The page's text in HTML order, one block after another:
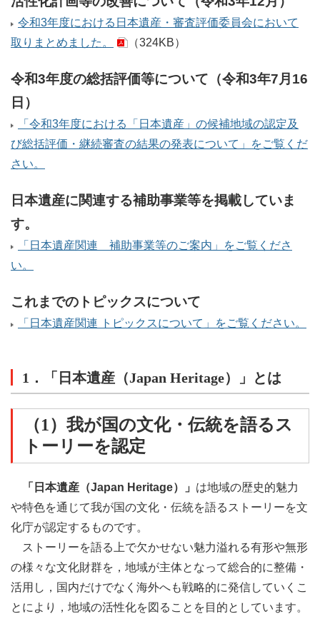
令和3年度における日本遺産・審査評価委員会において
取りまとめました。
（324KB）
令和3年度の総括評価等について（令和3年7月16
日）
「令和3年度における「日本遺産」の候補地域の認定及
び総括評価・継続審査の結果の発表について」をご覧くだ
さい。
日本遺産に関連する補助事業等を掲載していま
す。
「日本遺産関連 補助事業等のご案内」をご覧くださ
い。
これまでのトピックスについて
「日本遺産関連 トピックスについて」をご覧ください。
1．「日本遺産（Japan Heritage）」とは
（1）我が国の文化・伝統を語るス
トーリーを認定
「日本遺産（Japan Heritage）」 は地域の歴史的魅力
や特色を通じて我が国の文化・伝統を語るストーリーを文
化庁が認定するものです。
ストーリーを語る上で欠かせない魅力溢れる有形や無形
の様々な文化財群を，地域が主体となって総合的に整備・
活用し，国内だけでなく海外へも戦略的に発信していくこ
とにより，地域の活性化を図ることを目的としています。